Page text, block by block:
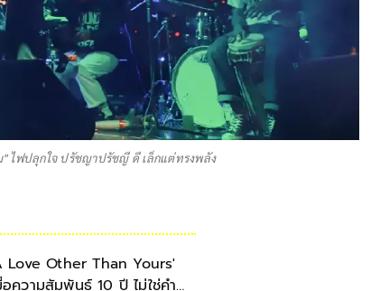
ม" ไฟปลุกใจ ปรัชญาปรัชญี ดี เล็กแต่ทรงพลัง
Love Other Than Yours'
อความสัมพันธ์ 10 ปี ไม่ใช่คำ